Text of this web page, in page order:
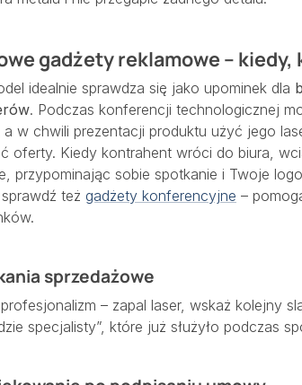
gadżety reklamowe – kiedy,
idealnie sprawdza się jako upominek dla
. Podczas konferencji technologicznej
a w chwili prezentacji produktu użyć jego
oferty. Kiedy kontrahent wróci do biura,
przypominając sobie spotkanie i Twoje
też gadżety konferencyjne –
sprzedażowe
– zapal laser, wskaż kolejny
specjalisty”, które już służyło podczas